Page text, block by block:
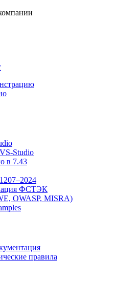
Studio
в 7.43
ФСТЭК
OWASP, MISRA)
правила